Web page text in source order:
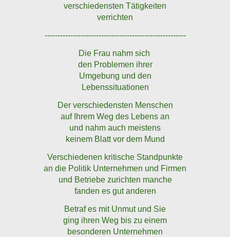
verschiedensten Tätigkeiten
verrichten
-------------------------------------------------------
Die Frau nahm sich
den Problemen ihrer
Umgebung und den
Lebenssituationen
Der verschiedensten Menschen
auf Ihrem Weg des Lebens an
und nahm auch meistens
keinem Blatt vor dem Mund
Verschiedenen kritische Standpunkte
an die Politik Unternehmen und Firmen
und Betriebe zurichten manche
fanden es gut anderen
Betraf es mit Unmut und Sie
ging ihren Weg bis zu einem
besonderen Unternehmen